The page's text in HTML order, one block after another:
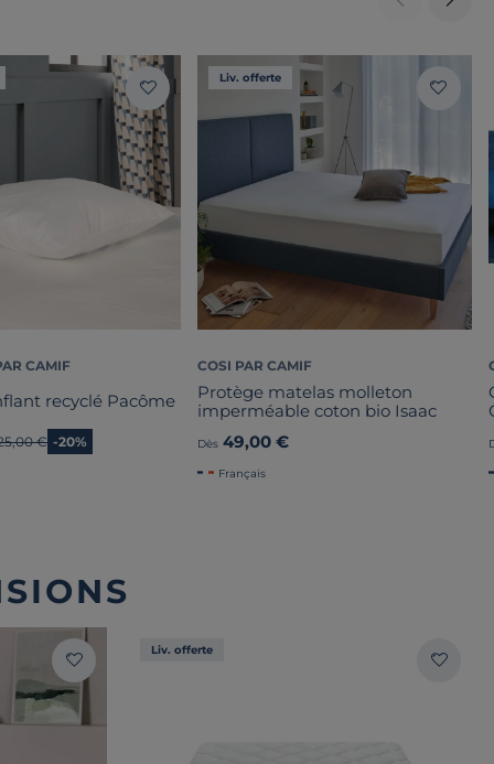
CAMIF
recyclé Pacôme
prix
€ -20%
Liv. offerte
COSI PAR CAMIF
Protège matelas molleton
imperméable coton bio Isaac
Dès 49,00 €
Français
Liv. offerte